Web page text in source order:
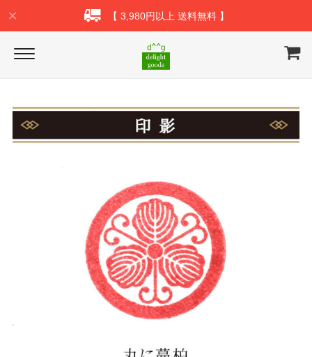
【 3,980円以上 送料無料 】